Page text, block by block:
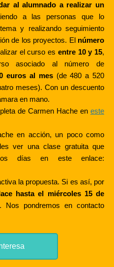
al alumnado a realizar un
a las personas que lo
y realizando seguimiento
de los proyectos. El número
el curso es entre 10 y 15,
asociado al número de
euros al mes(de 480 a 520
meses). Con un descuento
en mano.
de Carmen Hache en este
en acción, un poco como
ver una clase gratuita que
días en este enlace:
la propuesta. Si es así, por
hasta el miércoles 15 de
Nos pondremos en contacto